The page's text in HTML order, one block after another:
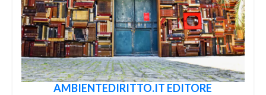
AMBIENTEDIRITTO.IT EDITORE